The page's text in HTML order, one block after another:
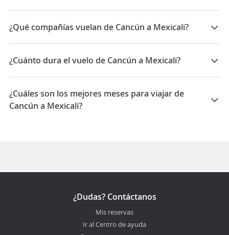
¿Qué compañías vuelan de Cancún a Mexicali?
Las compañías que vuelan de Cancún a Mexicali son:
Aeromexico, Volaris
¿Cuánto dura el vuelo de Cancún a Mexicali?
La duración media para viajar entre Cancún y Mexicali
es 07:20
¿Cuáles son los mejores meses para viajar de
Cancún a Mexicali?
¿Dudas? Contáctanos
Mis reservas
Ir al Centro de ayuda